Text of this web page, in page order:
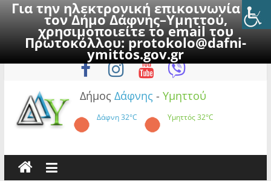
Για την ηλεκτρονική επικοινωνία με
τον Δήμο Δάφνης–Υμηττού,
χρησιμοποιείτε το email του
Πρωτοκόλλου:protokolo@dafni-
ymittos.gov.gr
to
Παρασκευή, 7 Αυγούστου 2026
Δήμος Δάφνης - Υμηττού
Δάφνη32°C Υμηττός32°C